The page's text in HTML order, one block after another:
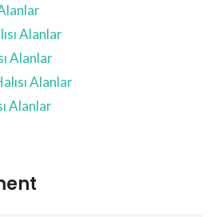
Alanlar
Alanlar
Alanlar
Alanlar